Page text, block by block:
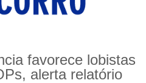
favorece lobistas
alerta relatório